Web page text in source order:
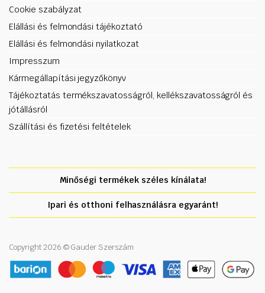
Cookie szabályzat
Elállási és felmondási tájékoztató
Elállási és felmondási nyilatkozat
Impresszum
Kármegállapítási jegyzőkönyv
Tájékoztatás termékszavatosságról, kellékszavatosságról és
jótállásról
Szállítási és fizetési feltételek
Minőségi termékek széles kínálata!
Ipari és otthoni felhasználásra egyaránt!
Copyright 2026 © Gauder Szerszám